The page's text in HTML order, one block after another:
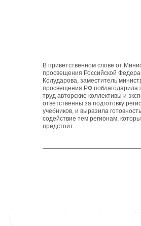
В приветственном слове от
просвещения Российской
Колударова, заместитель
просвещения РФ поблагодарила
труд авторские коллективы и
ответственны за подготовку
учебников, и выразила
содействие тем регионам,
предстоит.